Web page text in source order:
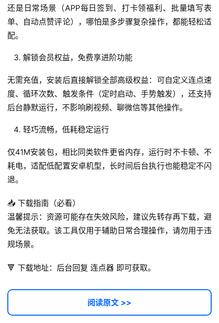
运
营
记
经
验
教
程
件
应
用
服
务
项
目
A
提
词
登录
还是日常场景（APP每日签到、打卡领福利、批量填写表
单、自动点赞评论），哪怕是多步骤复杂操作，都能轻松适
配。
解锁会员权益，免费享进阶功能
无需充值，安装后直接解锁全部高级权益：可自定义连点速
度、循环次数、触发条件（定时启动、手势触发），还支持
后台静默运行，不影响刷视频、聊微信等其他操作。
轻巧流畅，低耗稳定运行
仅41M安装包，相比同类软件更省内存，运行时不卡顿、不
耗电，适配低配置安卓机型，长时间后台执行也能稳定不闪
退。
📥 下载指南（必看）
温馨提示：资源可能存在失效风险，建议先转存再下载，避
免无法获取。该工具仅用于辅助日常合理操作，请勿用于违
规场景。
🔻 下载地址：后台回复 连点器 即可获取。
阅读原文 >>